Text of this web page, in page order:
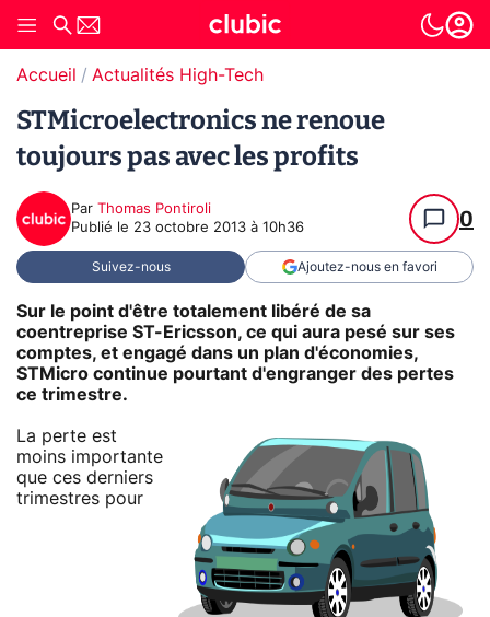
Accueil Actualités High-Tech
STMicroelectronics ne renoue
toujours pas avec les profits
Par Thomas Pontiroli
Publié le 23 octobre 2013 à 10h36 0
Suivez-nous Ajoutez-nous en favori
Sur le point d'être totalement libéré de sa
coentreprise ST-Ericsson, ce qui aura pesé sur ses
comptes, et engagé dans un plan d'économies,
STMicro continue pourtant d'engranger des pertes
ce trimestre.
La perte est
moins importante
que ces derniers
trimestres pour